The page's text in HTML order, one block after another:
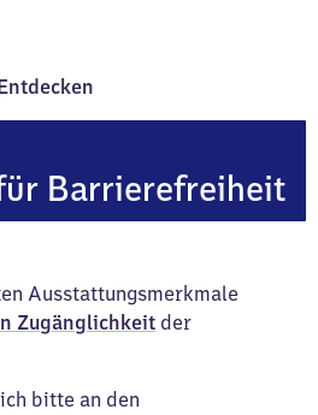
Barrierefreiheit
Ausstattungsmerkmale
Zugänglichkeit der
bitte an den